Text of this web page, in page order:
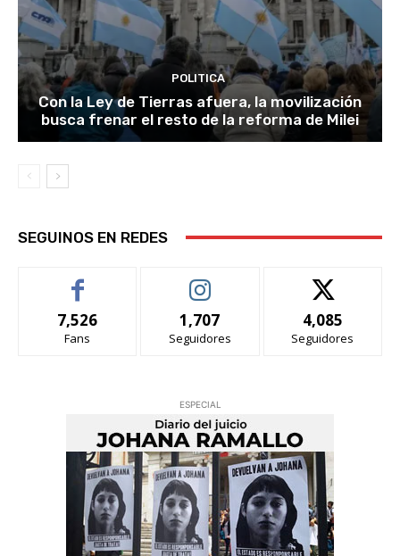
POLITICA
Con la Ley de Tierras afuera, la movilización
busca frenar el resto de la reforma de Milei
SEGUINOS EN REDES
7,526
Fans
1,707
Seguidores
4,085
Seguidores
ESPECIAL